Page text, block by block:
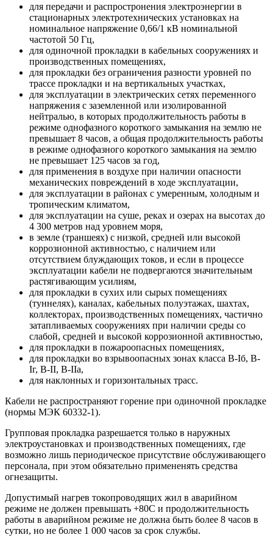
для передачи и распростронения электроэнергии в
стационарных электротехнических установках на
номинальное напряжение 0,66/1 кВ номинальной
частотой 50 Гц,
для одиночной прокладки в кабельных сооружениях и
производственных помещениях,
для прокладки без ограничения разности уровней по
трассе прокладки и на вертикальных участках,
для эксплуатации в электрических сетях переменного
напряжения с заземленной или изолированной
нейтралью, в которых продолжительность работы в
режиме однофазного короткого замыкания на землю не
превышает 8 часов, а общая продолжительность работы
в режиме однофазного короткого замыкания на землю
не превышает 125 часов за год,
для применения в воздухе при наличии опасности
механических повреждений в ходе эксплуатации,
для эксплуатации в районах с умеренным, холодным и
тропическим климатом,
для эксплуатации на суше, реках и озерах на высотах до
4 300 метров над уровнем моря,
в земле (траншеях) с низкой, средней или высокой
коррозионной активностью, с наличием или
отсутствием блуждающих токов, и если в процессе
эксплуатации кабели не подвергаются значительным
растягивающим усилиям,
для прокладки в сухих или сырых помещениях
(туннелях), каналах, кабельных полуэтажах, шахтах,
коллекторах, производственных помещениях, частично
затапливаемых сооружениях при наличии среды со
слабой, средней и высокой коррозионной активностью,
для прокладки в пожароопасных помещениях,
для прокладки во взрывоопасных зонах класса B-Iб, B-
Iг, В-II, В-IIа,
для наклонных и горизонтальных трасс.
Кабели не распространяют горение при одиночной прокладке
(нормы МЭК 60332-1).
Групповая прокладка разрешается только в наружных
электроустановках и производственных помещениях, где
возможно лишь периодическое присутствие обслуживающего
персонала, при этом обязательно примененять средства
огнезащиты.
Допустимый нагрев токопроводящих жил в аварийном
режиме не должен превышать +80С и продолжительность
работы в аварийном режиме не должна быть более 8 часов в
сутки, но не более 1 000 часов за срок службы.